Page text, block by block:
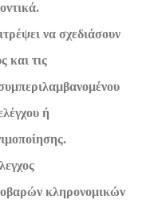
να σχεδιάσουν
και τις
ή
κληρονομικών